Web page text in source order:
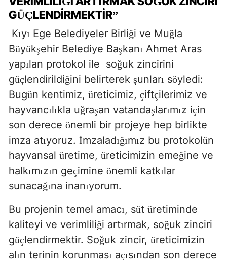
GÜÇLENDIRMEKTIR”
Kıyı Ege Belediyeler Birliği ve Muğla
Büyükşehir Belediye Başkanı Ahmet Aras
yapılan protokol ile soğuk zincirini
güçlendirildiğini belirterek şunları söyledi:
Bugün kentimiz, üreticimiz, çiftçilerimiz ve
hayvancılıkla uğraşan vatandaşlarımız için
son derece önemli bir projeye hep birlikte
imza atıyoruz. İmzaladığımız bu protokolün
hayvansal üretime, üreticimizin emeğine ve
halkımızın geçimine önemli katkılar
sunacağına inanıyorum.
Bu projenin temel amacı, süt üretiminde
kaliteyi ve verimliliği artırmak, soğuk zinciri
güçlendirmektir. Soğuk zincir, üreticimizin
alın terinin korunması açısından son derece